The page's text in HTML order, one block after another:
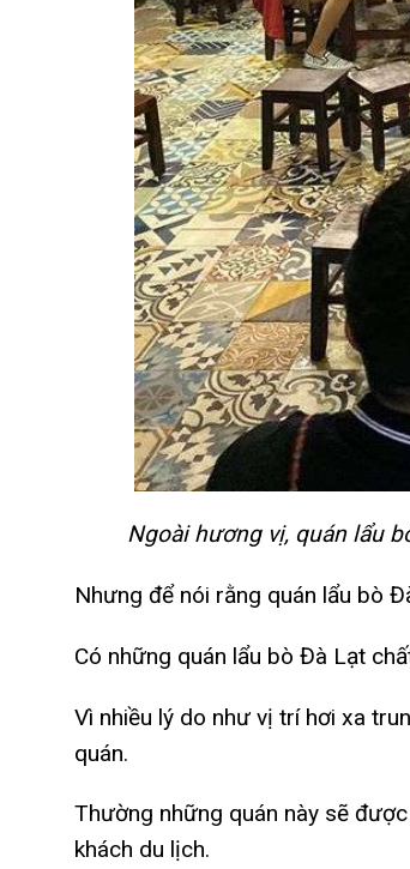
Ngoài hương vị, quán lẩu
Nhưng để nói rằng quán lẩu bò
Có những quán lẩu bò Đà Lạt
Vì nhiều lý do như vị trí hơi xa
quán.
Thường những quán này sẽ
khách du lịch.